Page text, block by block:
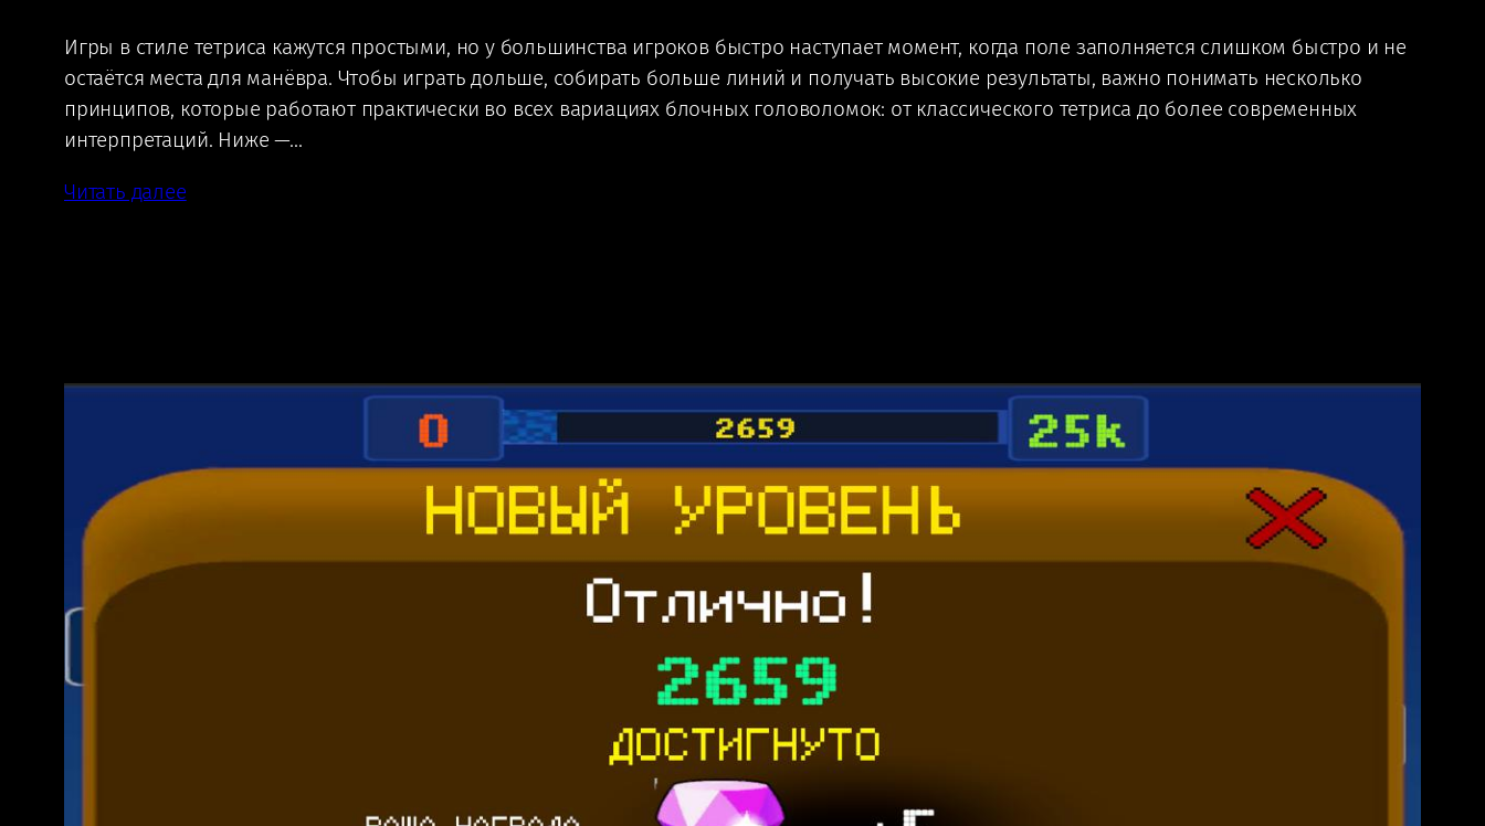
Игры в стиле тетриса кажутся простыми, но у большинства игроков быстро наступает момент, когда поле заполняется слишком быстро и не
остаётся места для манёвра. Чтобы играть дольше, собирать больше линий и получать высокие результаты, важно понимать несколько
принципов, которые работают практически во всех вариациях блочных головоломок: от классического тетриса до более современных
интерпретаций. Ниже —…
Читать далее